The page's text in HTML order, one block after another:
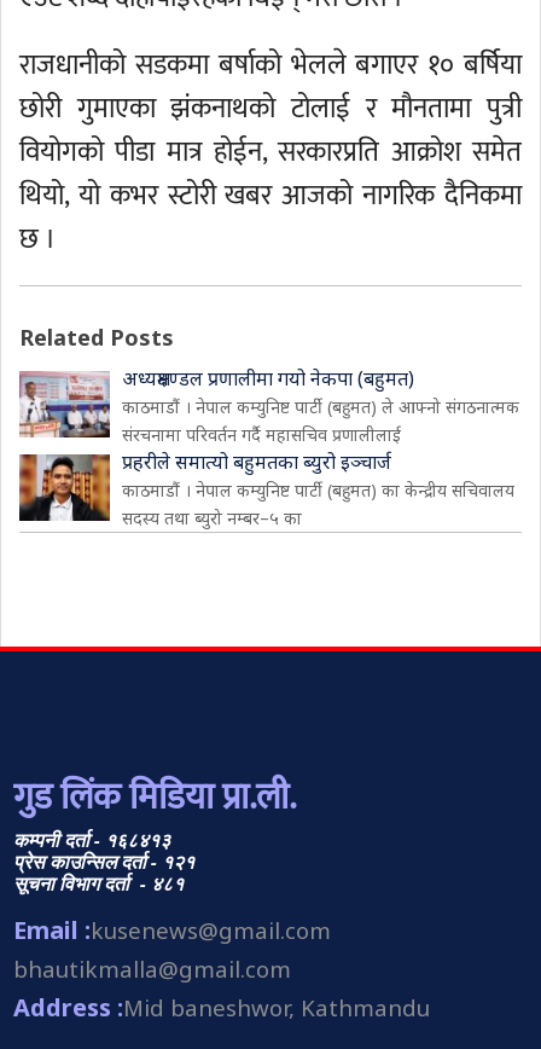
राजधानीको सडकमा बर्षाको भेलले बगाएर १० बर्षिया
छोरी गुमाएका झंकनाथको टोलाई र मौनतामा पुत्री
वियोगको पीडा मात्र होईन, सरकारप्रति आक्रोश समेत
थियो, यो कभर स्टोरी खबर आजको नागरिक दैनिकमा
छ ।
Related Posts
अध्यक्षमण्डल प्रणालीमा गयो नेकपा (बहुमत)
काठमाडौं । नेपाल कम्युनिष्ट पार्टी (बहुमत) ले आफ्नो संगठनात्मक
संरचनामा परिवर्तन गर्दै महासचिव प्रणालीलाई
प्रहरीले समात्यो बहुमतका ब्युरो इञ्चार्ज
काठमाडौं । नेपाल कम्युनिष्ट पार्टी (बहुमत) का केन्द्रीय सचिवालय
सदस्य तथा ब्युरो नम्बर–५ का
गुड लिंक मिडिया प्रा.ली.
कम्पनी दर्ता - १६८४१३
प्रेस काउन्सिल दर्ता - १२१
सूचना विभाग दर्ता - ४८१
Email :kusenews@gmail.com
bhautikmalla@gmail.com
Address :Mid baneshwor, Kathmandu